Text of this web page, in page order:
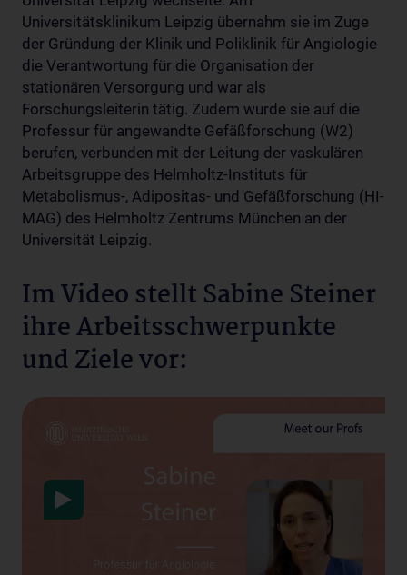
Universitätsklinikum Leipzig übernahm sie im Zuge
der Gründung der Klinik und Poliklinik für Angiologie
die Verantwortung für die Organisation der
stationären Versorgung und war als
Forschungsleiterin tätig. Zudem wurde sie auf die
Professur für angewandte Gefäßforschung (W2)
berufen, verbunden mit der Leitung der vaskulären
Arbeitsgruppe des Helmholtz-Instituts für
Metabolismus-, Adipositas- und Gefäßforschung (HI-
MAG) des Helmholtz Zentrums München an der
Universität Leipzig.
Im Video stellt Sabine Steiner
ihre Arbeitsschwerpunkte
und Ziele vor: